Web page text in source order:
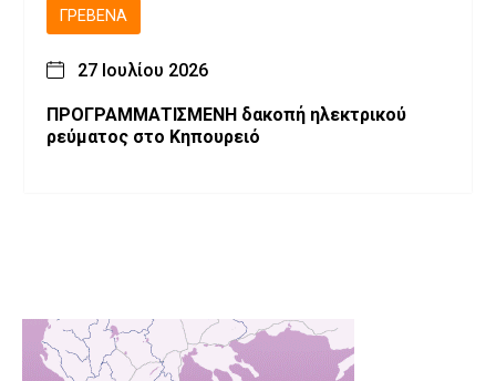
ΓΡΕΒΕΝΆ
27 Ιουλίου 2026
ΠΡΟΓΡΑΜΜΑΤΙΣΜΕΝH δακοπή ηλεκτρικού
ρεύματος στο Κηπουρειό